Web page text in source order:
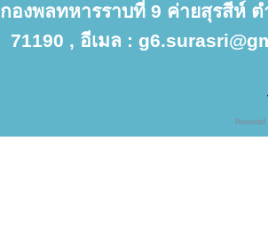
กองพลทหารราบที่ 9 ค่ายสุรสีห์
71190 , อีเมล :